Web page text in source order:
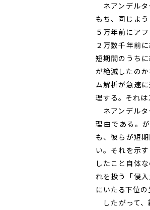
ネアンデルタ
もち、同じよ
５万年前にア
２万数千年前
短期間のうち
が絶滅したの
ム解析が急速
理する。それは
ネアンデルタ
理由である。
も、彼らが短
い。それを示
したこと自体
れを扱う「侵
にいたる下位の
したがって、